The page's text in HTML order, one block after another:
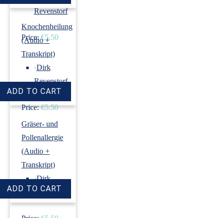
Revenstorf
Price: €5.50
Knochenheilung
(Audio +
Transkript)
›Dirk
Revenstorf
Price: €5.50
Gräser- und
Pollenallergie
(Audio +
Transkript)
›Dirk
Revenstorf